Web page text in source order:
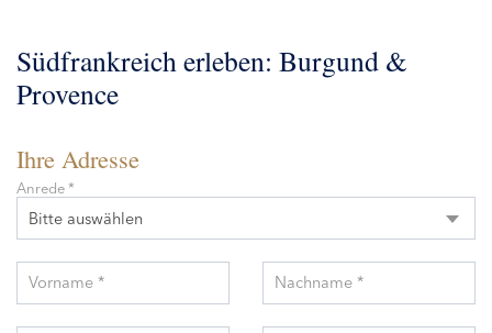
Südfrankreich erleben: Burgund &
Provence
Ihre Adresse
Bitte auswählen
Anrede *
Vorname * Nachname *